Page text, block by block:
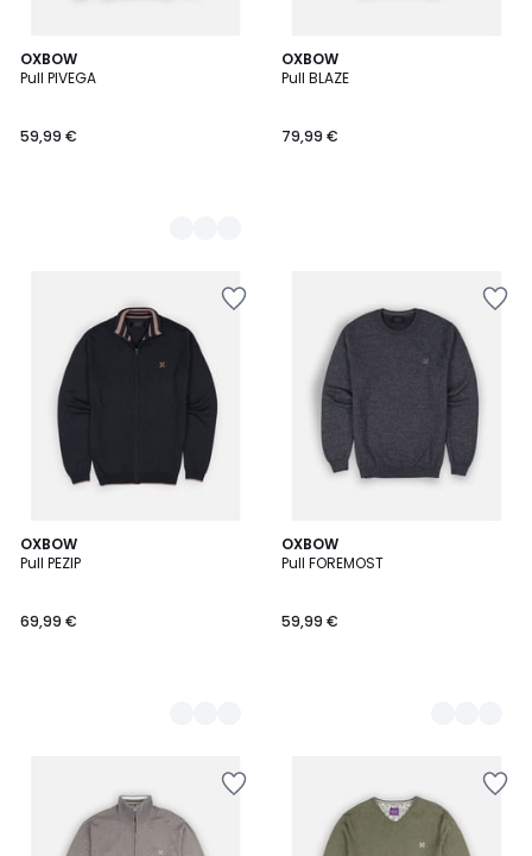
OXBOW
Pull PIVEGA
59,99 €
3
Couleurs
OXBOW
Pull BLAZE
79,99 €
OXBOW
Pull PEZIP
69,99 €
3
Couleurs
OXBOW
Pull FOREMOST
59,99 €
3
Couleurs